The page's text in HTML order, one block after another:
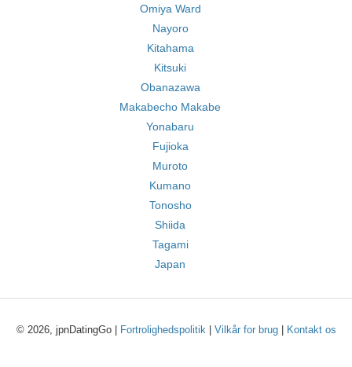
Omiya Ward
Nayoro
Kitahama
Kitsuki
Obanazawa
Makabecho Makabe
Yonabaru
Fujioka
Muroto
Kumano
Tonosho
Shiida
Tagami
Japan
© 2026, jpnDatingGo | Fortrolighedspolitik| Vilkår for brug| Kontakt os